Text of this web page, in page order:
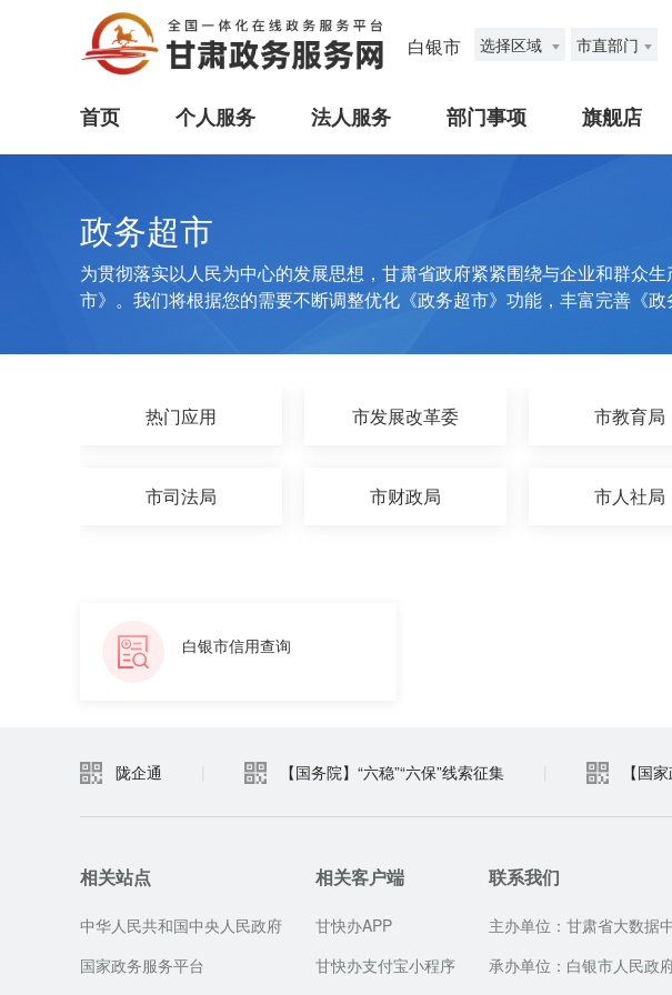
白银市 选择区域 市直部门
首页 个人服务 法人服务 部门事项 旗舰店
政务超市
为贯彻落实以人民为中心的发展思想，甘肃省政府紧紧围绕与企业和群
市》。我们将根据您的需要不断调整优化《政务超市》功能，丰富完善《
热门应用 市发展改革委 市教育局
市司法局 市财政局 市人社局
白银市信用查询
陇企通 【国务院】“六稳”“六保”线索征集 【国
相关站点
中华人民共和国中央人民政府
国家政务服务平台
相关客户端
甘快办APP
甘快办支付宝小程序
联系我们
主办单位：甘肃省大数据
承办单位：白银市人民政